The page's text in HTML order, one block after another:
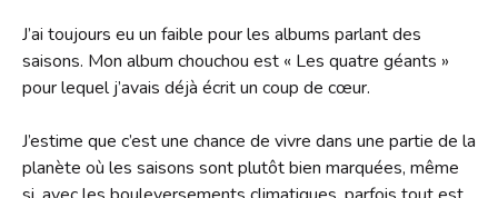
Liens
J’ai toujours eu un faible pour les albums parlant des
saisons. Mon album chouchou est « Les quatre géants »
pour lequel j’avais déjà écrit un coup de cœur.
J’estime que c’est une chance de vivre dans une partie de la
planète où les saisons sont plutôt bien marquées, même